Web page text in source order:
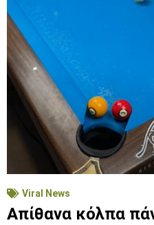
Viral News
Απίθανα κόλπα